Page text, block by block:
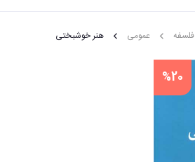
فلسفه عمومی هنر خوشبختی
%20